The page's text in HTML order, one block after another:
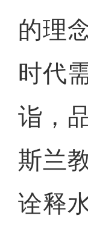
的理
时代
诣，
斯兰
诠释